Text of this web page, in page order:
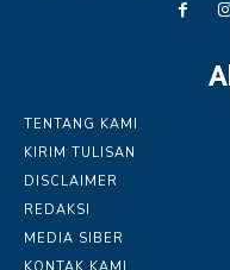
TENTANG KAMI
KIRIM TULISAN
DISCLAIMER
REDAKSI
MEDIA SIBER